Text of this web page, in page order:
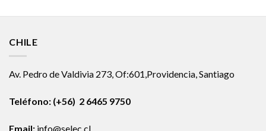
CHILE
Av. Pedro de Valdivia 273, Of:601,Providencia, Santiago
Teléfono: (+56) 2 6465 9750
Email: info@selec.cl